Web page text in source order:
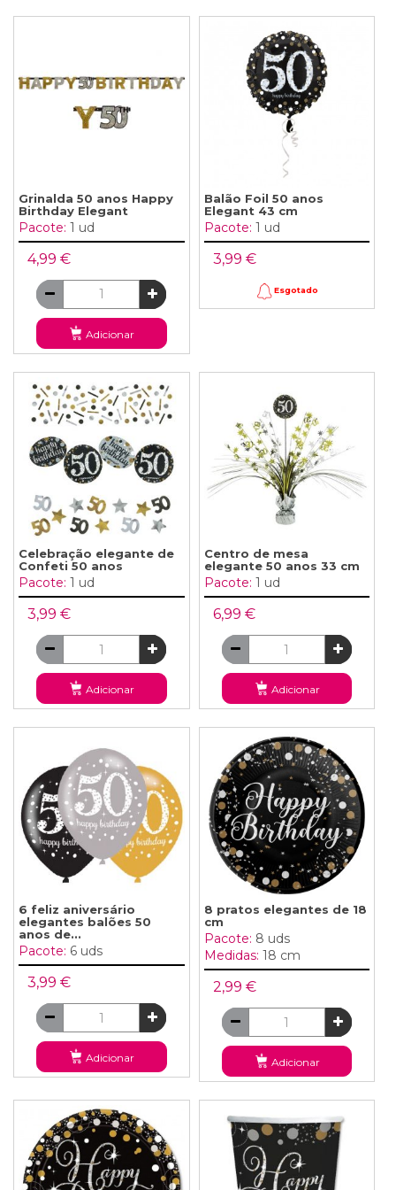
Grinalda 50 anos Happy
Birthday Elegant
Pacote: 1 ud
4,99 €
Adicionar
Balão Foil 50 anos
Elegant 43 cm
Pacote: 1 ud
3,99 €
Esgotado
Celebração elegante de
Confeti 50 anos
Pacote: 1 ud
3,99 €
Adicionar
Centro de mesa
elegante 50 anos 33 cm
Pacote: 1 ud
6,99 €
Adicionar
6 feliz aniversário
elegantes balões 50
anos de...
Pacote: 6 uds
3,99 €
Adicionar
8 pratos elegantes de 18
cm
Pacote: 8 uds
Medidas: 18 cm
2,99 €
Adicionar